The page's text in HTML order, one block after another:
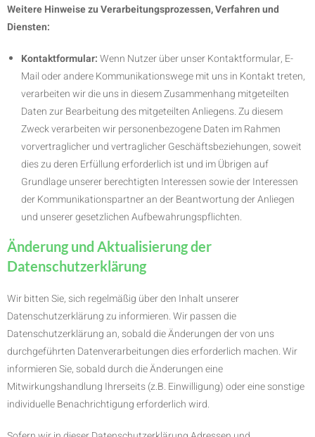
Weitere Hinweise zu Verarbeitungsprozessen, Verfahren und
Diensten:
Kontaktformular:Wenn Nutzer über unser Kontaktformular, E-
Mail oder andere Kommunikationswege mit uns in Kontakt treten,
verarbeiten wir die uns in diesem Zusammenhang mitgeteilten
Daten zur Bearbeitung des mitgeteilten Anliegens. Zu diesem
Zweck verarbeiten wir personenbezogene Daten im Rahmen
vorvertraglicher und vertraglicher Geschäftsbeziehungen, soweit
dies zu deren Erfüllung erforderlich ist und im Übrigen auf
Grundlage unserer berechtigten Interessen sowie der Interessen
der Kommunikationspartner an der Beantwortung der Anliegen
und unserer gesetzlichen Aufbewahrungspflichten.
Änderung und Aktualisierung der
Datenschutzerklärung
Wir bitten Sie, sich regelmäßig über den Inhalt unserer
Datenschutzerklärung zu informieren. Wir passen die
Datenschutzerklärung an, sobald die Änderungen der von uns
durchgeführten Datenverarbeitungen dies erforderlich machen. Wir
informieren Sie, sobald durch die Änderungen eine
Mitwirkungshandlung Ihrerseits (z.B. Einwilligung) oder eine sonstige
individuelle Benachrichtigung erforderlich wird.